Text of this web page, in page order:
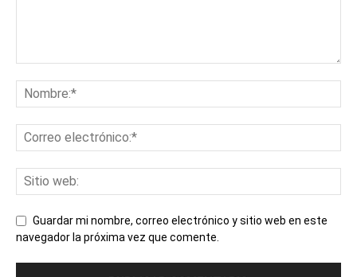
Guardar mi nombre, correo electrónico y sitio web en este
navegador la próxima vez que comente.